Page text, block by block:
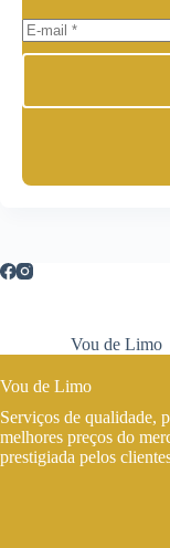
Vou de Limo
Vou de Limo
Serviços de qualidade,
melhores preços do
prestigiada pelos